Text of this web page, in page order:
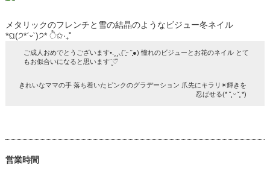
メタリックのフレンチと雪の結晶のようなビジュー冬ネイル
*ଘ(੭*ˊᵕˋ)੭* ੈ✩‧₊˚
ご成人おめでとうございます•.¸¸◟(˘͈ᵕ ˘͈●) 憧れのビジューとお花のネイル とて
もお似合いになると思います¨̮♡⃛
きれいなママの手 落ち着いたピンクのグラデーション 爪先にキラリ✴︎輝きを
忍ばせる(* ˘͈ ᵕ ˘͈ *)
営業時間